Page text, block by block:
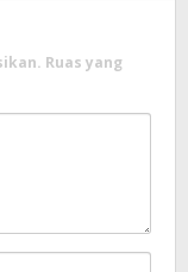
Ruas yang